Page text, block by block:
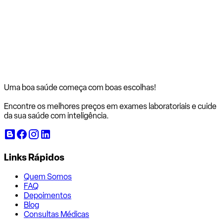
Uma boa saúde começa com boas escolhas!
Encontre os melhores preços em exames laboratoriais e cuide
da sua saúde com inteligência.
Links Rápidos
Quem Somos
FAQ
Depoimentos
Blog
Consultas Médicas